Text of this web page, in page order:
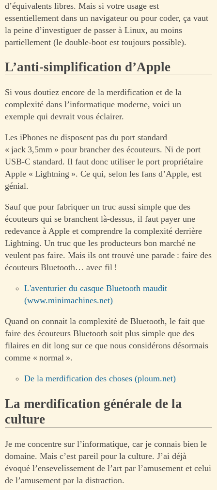
d’équivalents libres. Mais si votre usage est
essentiellement dans un navigateur ou pour coder, ça vaut
la peine d’investiguer de passer à Linux, au moins
partiellement (le double-boot est toujours possible).
L’anti-simplification d’Apple
Si vous doutiez encore de la merdification et de la
complexité dans l’informatique moderne, voici un
exemple qui devrait vous éclairer.
Les iPhones ne disposent pas du port standard
« jack 3,5mm » pour brancher des écouteurs. Ni de port
USB-C standard. Il faut donc utiliser le port propriétaire
Apple « Lightning ». Ce qui, selon les fans d’Apple, est
génial.
Sauf que pour fabriquer un truc aussi simple que des
écouteurs qui se branchent là-dessus, il faut payer une
redevance à Apple et comprendre la complexité derrière
Lightning. Un truc que les producteurs bon marché ne
veulent pas faire. Mais ils ont trouvé une parade : faire des
écouteurs Bluetooth… avec fil !
L'aventurier du casque Bluetooth maudit
(www.minimachines.net)
Quand on connait la complexité de Bluetooth, le fait que
faire des écouteurs Bluetooth soit plus simple que des
filaires en dit long sur ce que nous considérons désormais
comme « normal ».
De la merdification des choses (ploum.net)
La merdification générale de la
culture
Je me concentre sur l’informatique, car je connais bien le
domaine. Mais c’est pareil pour la culture. J’ai déjà
évoqué l’ensevelissement de l’art par l’amusement et celui
de l’amusement par la distraction.